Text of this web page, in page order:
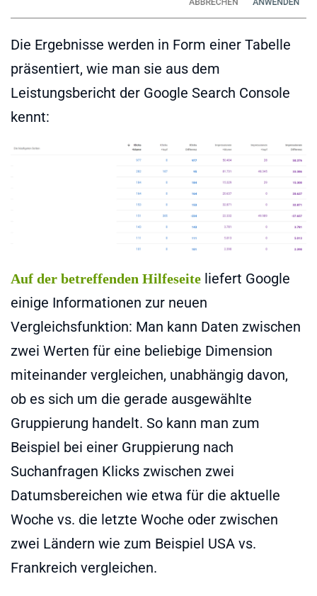
Die Ergebnisse werden in Form einer Tabelle
präsentiert, wie man sie aus dem
Leistungsbericht der Google Search Console
kennt:
Auf der betreffenden Hilfeseite liefert Google
einige Informationen zur neuen
Vergleichsfunktion: Man kann Daten zwischen
zwei Werten für eine beliebige Dimension
miteinander vergleichen, unabhängig davon,
ob es sich um die gerade ausgewählte
Gruppierung handelt. So kann man zum
Beispiel bei einer Gruppierung nach
Suchanfragen Klicks zwischen zwei
Datumsbereichen wie etwa für die aktuelle
Woche vs. die letzte Woche oder zwischen
zwei Ländern wie zum Beispiel USA vs.
Frankreich vergleichen.